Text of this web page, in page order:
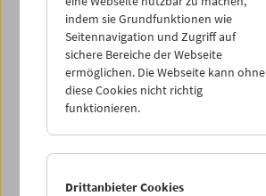
Mi 15.10.
Do 16.10.
Sa 18.10.
indem sie Grundfunktionen wie
Seitennavigation und Zugriff auf
sichere Bereiche der Webseite
ermöglichen. Die Webseite kann ohne
diese Cookies nicht richtig
funktionieren.
Drittanbieter Cookies